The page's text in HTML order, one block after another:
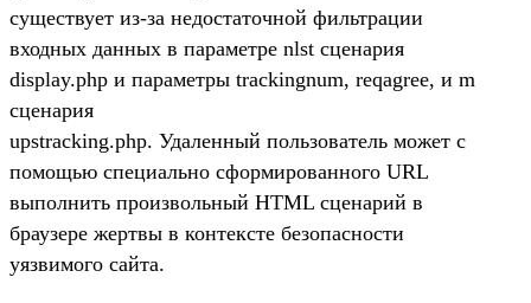
существует из-за недостаточной фильтрации
входных данных в параметре nlst сценария
display.php и параметры trackingnum, reqagree, и m
сценария
upstracking.php. Удаленный пользователь может с
помощью специально сформированного URL
выполнить произвольный HTML сценарий в
браузере жертвы в контексте безопасности
уязвимого сайта.